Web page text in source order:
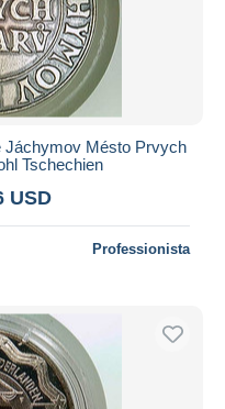
Jáchymov Mésto Prvych
Tschechien
USD
Professionista